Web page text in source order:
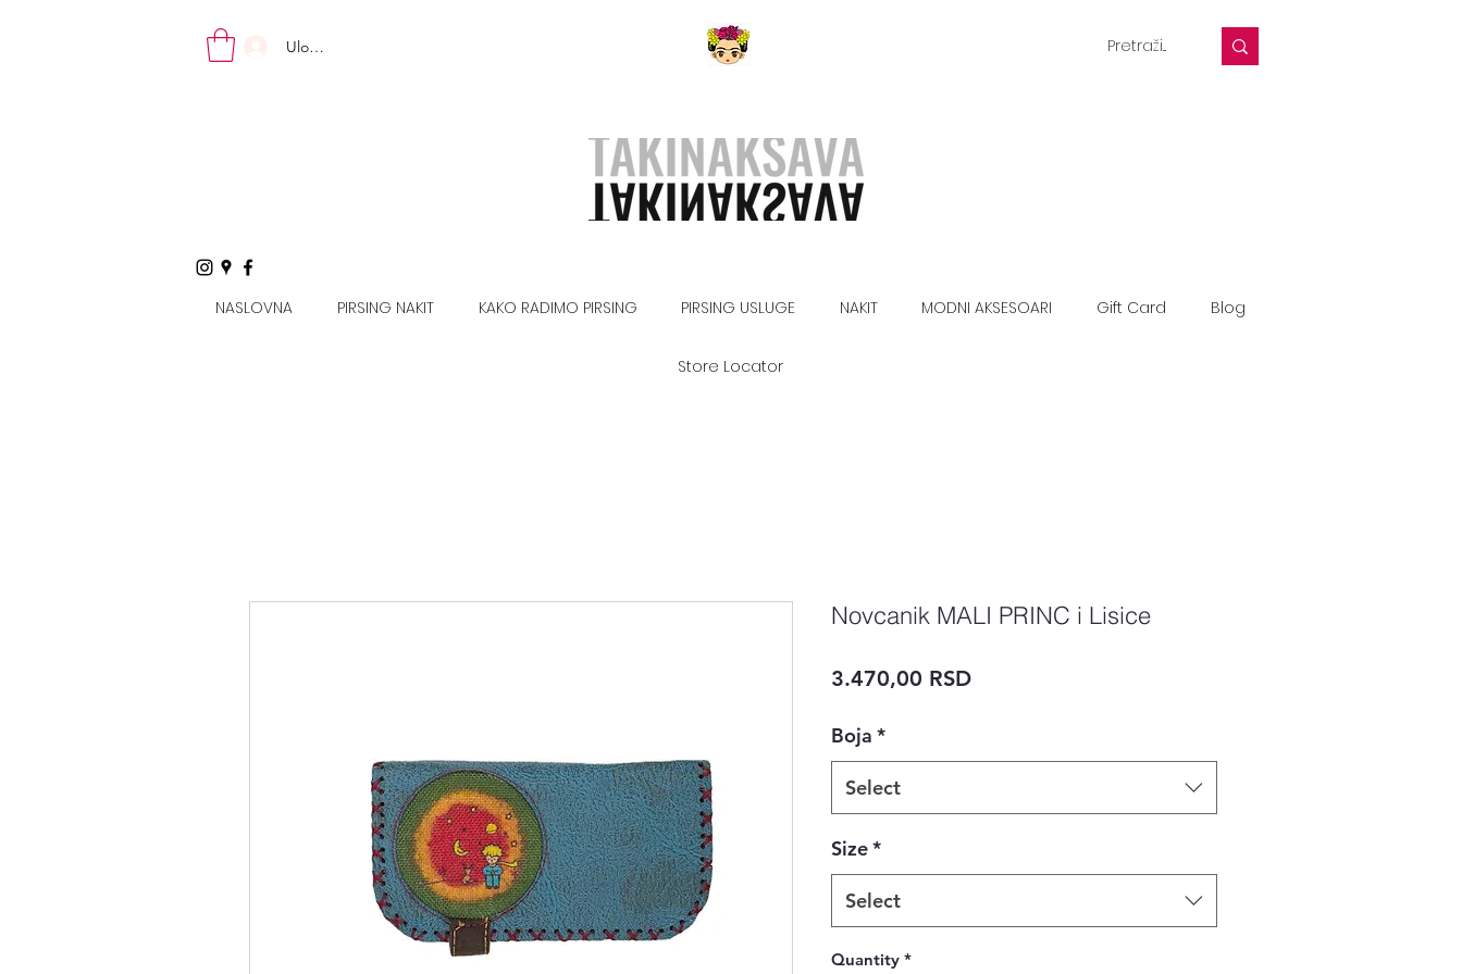
Uloguj se
NASLOVNA PIRSING NAKIT KAKO RADIMO PIRSING PIRSING USLUGE NAKIT MODNI AKSESOARI Gift Card Blog
Store Locator
Novcanik MALI PRINC i Lisice
3.470,00 RSDPrice
Boja *
Select
Size*
Select
Quantity *